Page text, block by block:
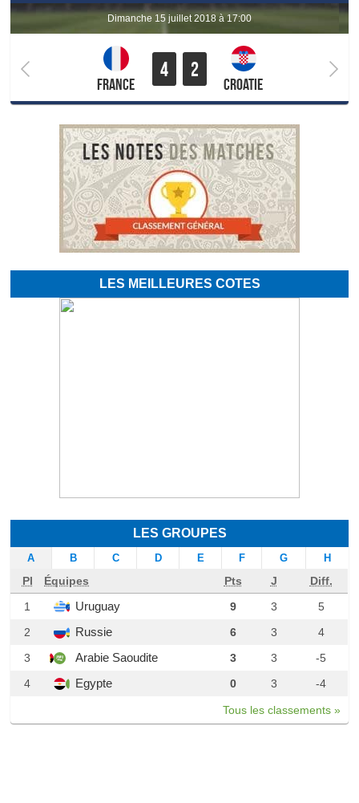
dimanche 15 juillet 2018 à 17:00
France
4 2
Croatie
LES MEILLEURES COTES
LES GROUPES
A B C D E F G H
Pl Équipes Pts J
Diff.
1
Uruguay 9 3
5
2
Russie 6 3
4
3
Arabie Saoudite 3 3
-5
4
Egypte 0 3 -4
Tous les classements »